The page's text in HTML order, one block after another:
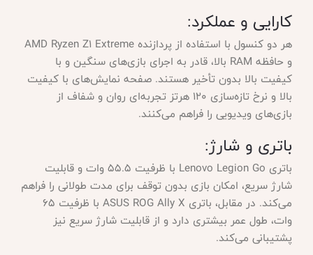
کارایی و عملکرد:
هر دو کنسول با استفاده از پردازنده AMD Ryzen Z1 Extreme
و حافظه RAM بالا، قادر به اجرای بازی‌های سنگین و با
کیفیت بالا بدون تأخیر هستند. صفحه نمایش‌های با کیفیت
بالا و نرخ تازه‌سازی ۱۲۰ هرتز تجربه‌ای روان و شفاف از
بازی‌های ویدیویی را فراهم می‌کنند.
باتری و شارژ:
باتری Lenovo Legion Go با ظرفیت ۵۵.۵ وات و قابلیت
شارژ سریع، امکان بازی بدون توقف برای مدت طولانی را فراهم
می‌کند. در مقابل، باتری ASUS ROG Ally X با ظرفیت ۶۵
وات، طول عمر بیشتری دارد و از قابلیت شارژ سریع نیز
پشتیبانی می‌کند.